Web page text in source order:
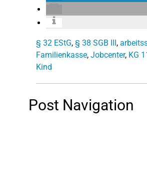
§ 32 EStG, § 38 SGB III,
Familienkasse, Jobcenter, KG
Kind
Post Navigation